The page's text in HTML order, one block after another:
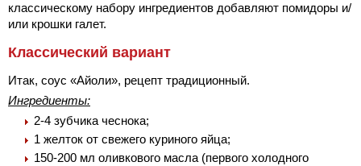
классическому набору ингредиентов добавляют помидоры и/
или крошки галет.
Классический вариант
Итак, соус «Айоли», рецепт традиционный.
Ингредиенты:
2-4 зубчика чеснока;
1 желток от свежего куриного яйца;
150-200 мл оливкового масла (первого холодного